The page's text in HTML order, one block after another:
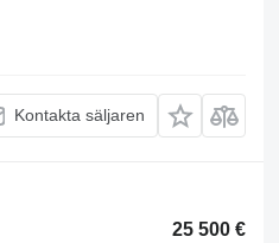
Kontakta säljaren
25 500 €